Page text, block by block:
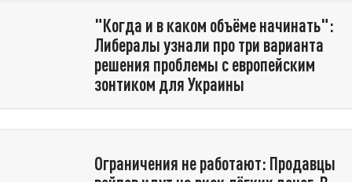
"Когда и в каком объёме начинать":
Либералы узнали про три варианта
решения проблемы с европейским
зонтиком для Украины
Ограничения не работают: Продавцы